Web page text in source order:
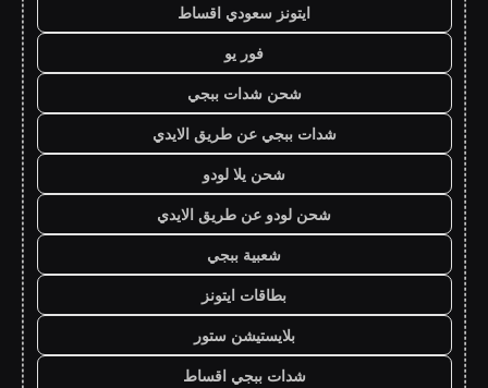
ايتونز سعودي اقساط
فور يو
شحن شدات ببجي
شدات ببجي عن طريق الايدي
شحن يلا لودو
شحن لودو عن طريق الايدي
شعبية ببجي
بطاقات ايتونز
بلايستيشن ستور
شدات ببجي اقساط